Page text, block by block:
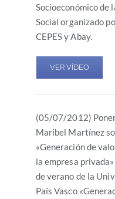
Socioeconómico de
Social organizado
CEPES y Abay.
VER VÍDEO
(05/07/2012)
Maribel Martínez
«Generación de
la empresa
de verano de la
País Vasco